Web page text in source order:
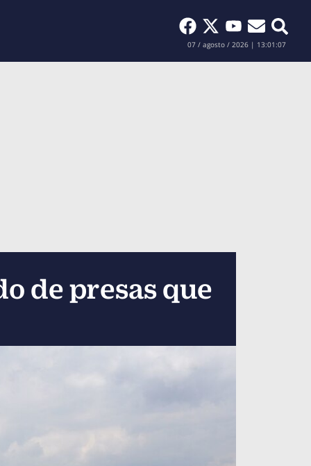
Buscar
07 / agosto / 2026 | 13:01:08
de presas que